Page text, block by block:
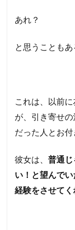
あれ？
と思うこともあ
これは、以前
が、引き寄せ
だった人とお付
彼女は、 普通
い！と望んで
経験をさせてく